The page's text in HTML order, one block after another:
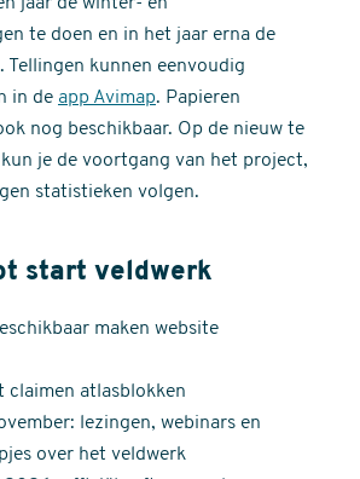
jaar de winter- en
te doen en in het jaar erna de
Tellingen kunnen eenvoudig
in de app Avimap. Papieren
nog beschikbaar. Op de nieuw te
je de voortgang van het project,
statistieken volgen.
start veldwerk
maken website
claimen atlasblokken
lezingen, webinars en
over het veldwerk